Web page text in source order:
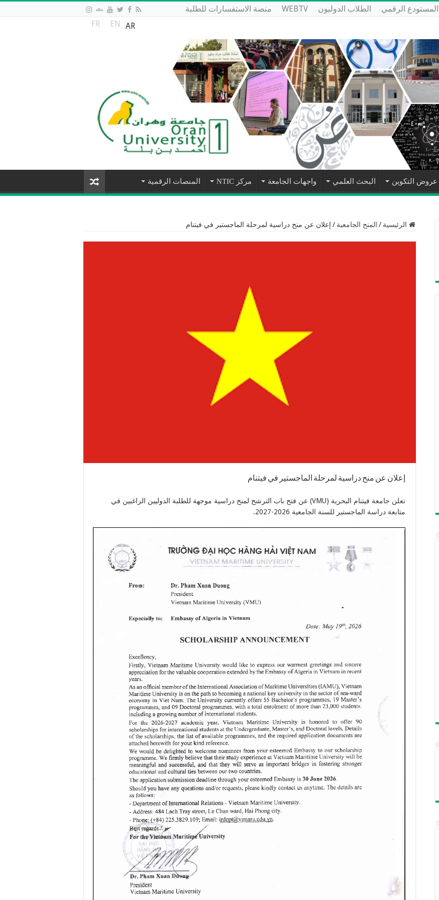
المستودع الرقمي الطلاب الدوليون WEBTV
منصة الاستفسارات للطلبة
AR
EN
FR
عروض التكوين البحث العلمي واجهات الجامعة مركز NTIC المنصات الرقمية
الرئيسية / المنح الجامعية / إعلان عن منح دراسية لمرحلة الماجستير في فيتنام
إعلان عن منح دراسية لمرحلة الماجستير في فيتنام
تعلن جامعة فيتنام البحرية (VMU) عن فتح باب الترشح لمنح دراسية موجهة للطلبة الدوليين الراغبين في
متابعة دراسة الماجستير للسنة الجامعية 2026-2027.